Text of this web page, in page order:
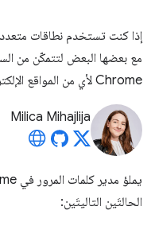
إذا كنت تستخدم نطاقات
مع بعضها البعض لتتمكّن من
Chrome لأي من المواقع الإلكترونية المرتبطة.
Milica Mihajlija
الحالتَين التاليتَين: